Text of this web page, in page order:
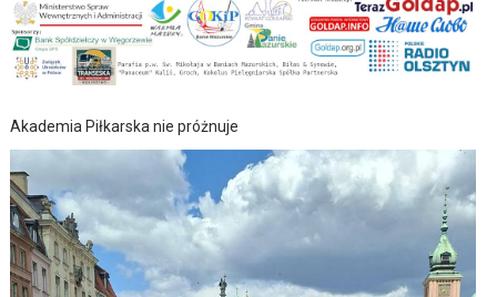
Akademia Piłkarska nie próżnuje